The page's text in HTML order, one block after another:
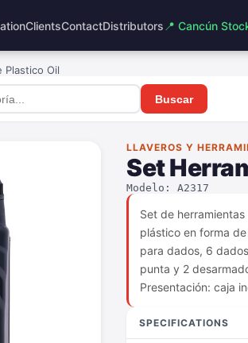
ClientsContactDistributors 📍 Cancún
Plastico Oil
Buscar
LLAVEROS Y
Set
Modelo: A2317
Set de
plástico en forma
para dados, 6
punta y 2
Presentación: caja
SPECIFICATIONS